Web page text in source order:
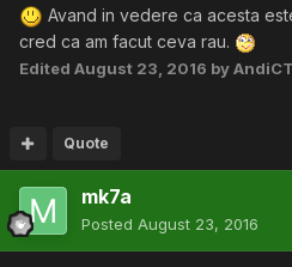
Avand in vedere ca acesta
cred ca am facut ceva rau.
Edited August 23, 2016 by AndiCT
Quote
mk7a
Posted August 23, 2016